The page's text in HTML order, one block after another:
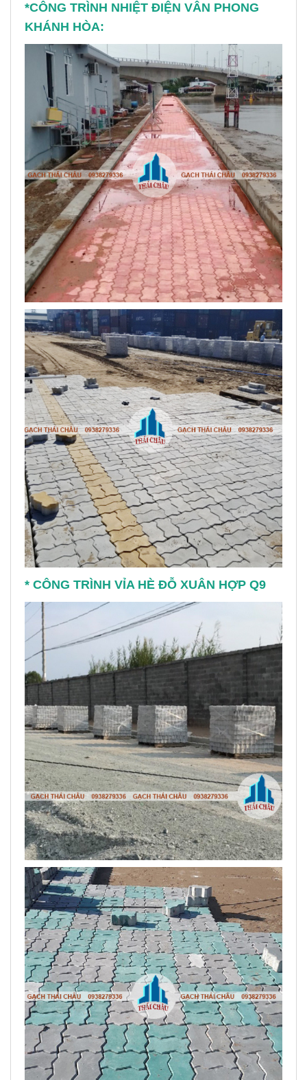
*CÔNG TRÌNH NHIỆT ĐIỆN VÂN PHONG
KHÁNH HÒA:
* CÔNG TRÌNH VỈA HÈ ĐỖ XUÂN HỢP Q9